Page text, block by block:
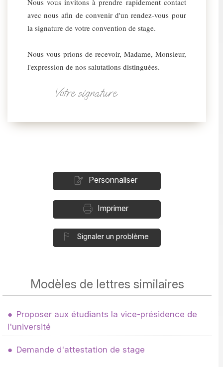
Nous vous invitons à prendre rapidement contact
avec nous afin de convenir d'un rendez-vous pour
la signature de votre convention de stage.
Nous vous prions de recevoir, Madame, Monsieur,
l'expression de nos salutations distinguées.
Votre signature
Personnaliser
Imprimer
Signaler un problème
Modèles de lettres similaires
Proposer aux étudiants la vice-présidence de
l'université
Demande d'attestation de stage